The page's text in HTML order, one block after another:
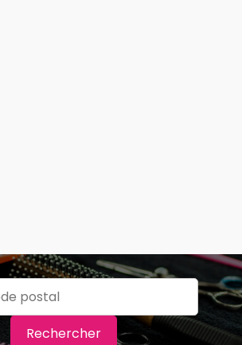
Rechercher